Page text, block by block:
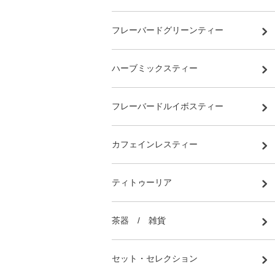
フレーバードグリーンティー
ハーブミックスティー
フレーバードルイボスティー
カフェインレスティー
ティトゥーリア
茶器 / 雑貨
セット・セレクション